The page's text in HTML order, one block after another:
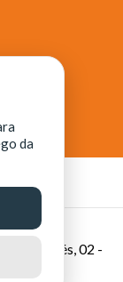
Ciência,
02 -
da